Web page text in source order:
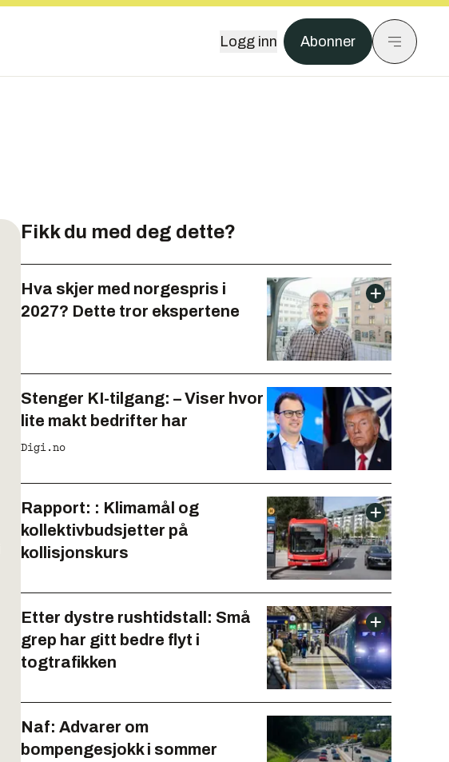
Logg inn Abonner
Fikk du med deg dette?
Hva skjer med norgespris i
2027? Dette tror ekspertene
Stenger KI-tilgang: – Viser hvor
lite makt bedrifter har
Digi.no
Rapport: : Klimamål og
kollektivbudsjetter på
kollisjonskurs
Etter dystre rushtidstall: Små
grep har gitt bedre flyt i
togtrafikken
Naf: Advarer om
bompengesjokk i sommer